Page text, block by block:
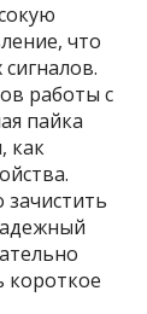
что
работы с
пайка
как
короткое